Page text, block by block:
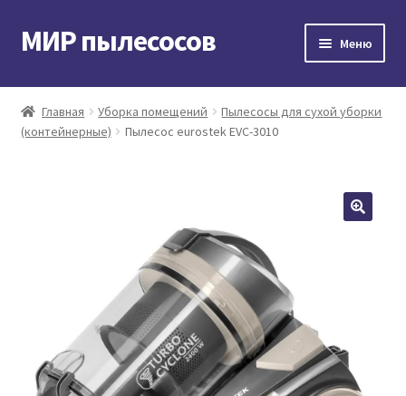
Перейти
к
Перейти
к
МИР пылесосов Меню
Главная
Мой аккаунт
Главная Уборка помещений
Пылесосы для сухой уборки
(контейнерные)
Пылесос eurostek EVC-3010